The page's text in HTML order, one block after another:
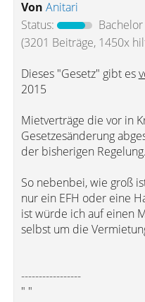
Von Anitari
Status:
Bachelor
(3201 Beiträge, 1450x
Dieses "Gesetz" gibt es
2015
Mietverträge die vor in
Gesetzesänderung
der bisherigen Regelung.
So nebenbei, wie groß
nur ein EFH oder eine
ist würde ich auf einen
selbst um die
-----------------
" "